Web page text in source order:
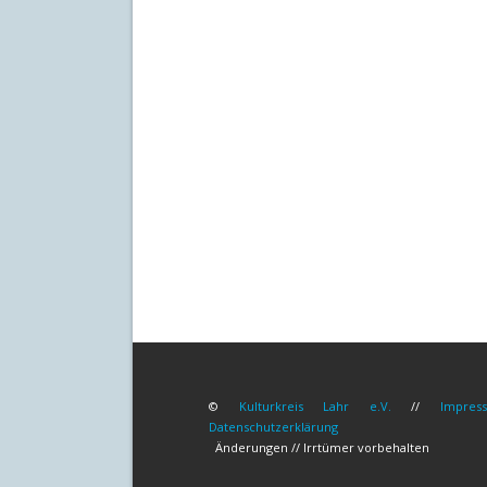
© Kulturkreis Lahr e.V. //
Datenschutzerklärung
Änderungen // Irrtümer vorbehalten